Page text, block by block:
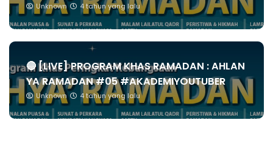
Unknown 4 tahun yang lalu
🔴 [LIVE] PROGRAM KHAS RAMADAN : AHLAN
YA RAMADAN #05 #AKADEMIYOUTUBER
Unknown 4 tahun yang lalu